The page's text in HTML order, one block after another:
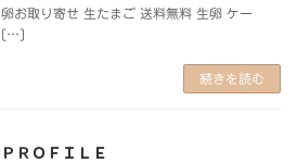
卵お取り寄せ 生たまご 送料無料 生卵 ケー
[…]
続きを読む
ＰＲＯＦＩＬＥ